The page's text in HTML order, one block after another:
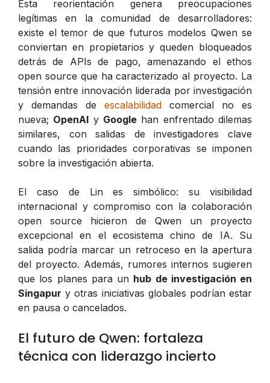
Esta reorientación genera preocupaciones
legítimas en la comunidad de desarrolladores:
existe el temor de que futuros modelos Qwen se
conviertan en propietarios y queden bloqueados
detrás de APIs de pago, amenazando el ethos
open source que ha caracterizado al proyecto. La
tensión entre innovación liderada por investigación
y demandas de escalabilidad comercial no es
nueva; OpenAI y Google han enfrentado dilemas
similares, con salidas de investigadores clave
cuando las prioridades corporativas se imponen
sobre la investigación abierta.
El caso de Lin es simbólico: su visibilidad
internacional y compromiso con la colaboración
open source hicieron de Qwen un proyecto
excepcional en el ecosistema chino de IA. Su
salida podría marcar un retroceso en la apertura
del proyecto. Además, rumores internos sugieren
que los planes para un hub de investigación en
Singapur y otras iniciativas globales podrían estar
en pausa o cancelados.
El futuro de Qwen: fortaleza
técnica con liderazgo incierto